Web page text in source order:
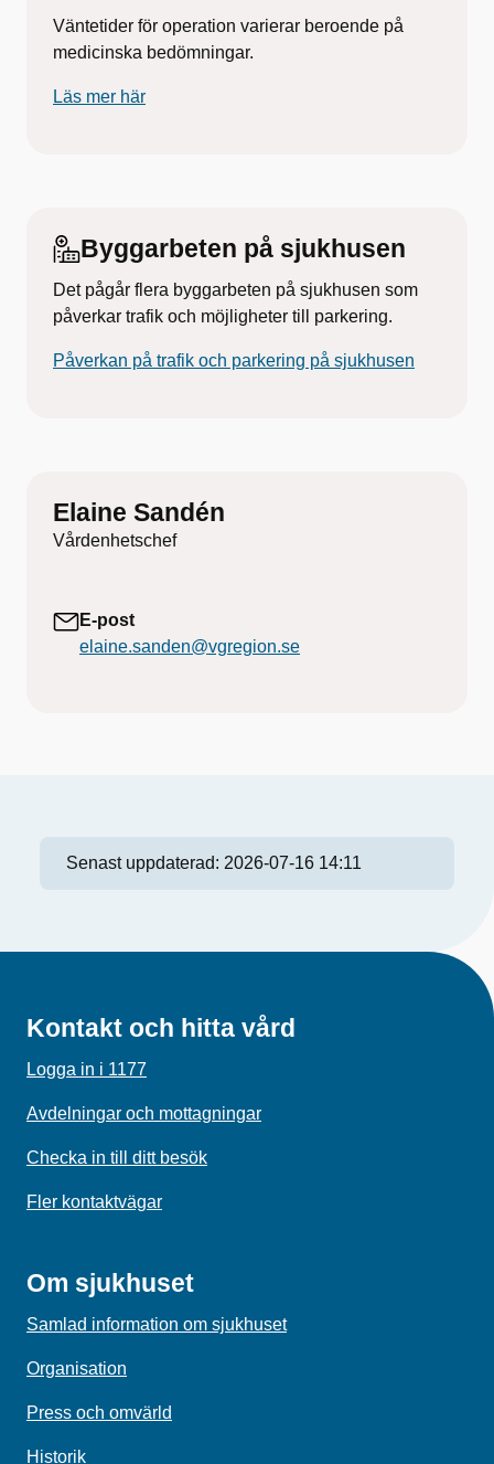
Väntetider för operation varierar beroende på
medicinska bedömningar.
Läs mer här
Byggarbeten på sjukhusen
Det pågår flera byggarbeten på sjukhusen som
påverkar trafik och möjligheter till parkering.
Påverkan på trafik och parkering på sjukhusen
Elaine Sandén
Vårdenhetschef
E-post
elaine.sanden@vgregion.se
Senast uppdaterad: 2026-07-16 14:11
Kontakt och hitta vård
Logga in i 1177
Avdelningar och mottagningar
Checka in till ditt besök
Fler kontaktvägar
Om sjukhuset
Samlad information om sjukhuset
Organisation
Press och omvärld
Historik